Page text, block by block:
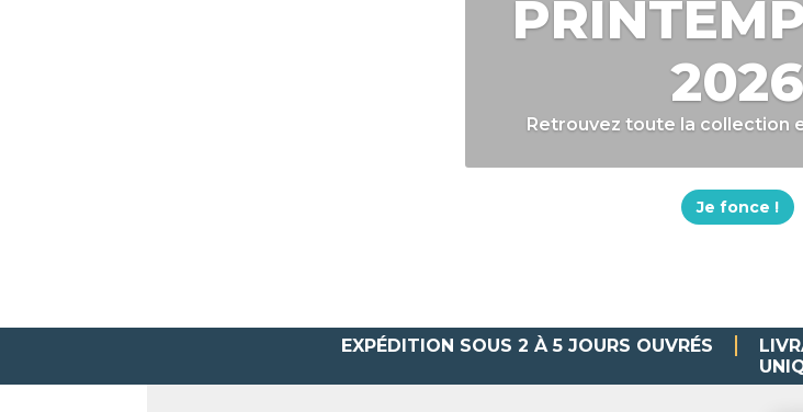
2026
Retrouvez toute la collection
Je fonce !
EXPÉDITION SOUS 2 À 5 JOURS OUVRÉS